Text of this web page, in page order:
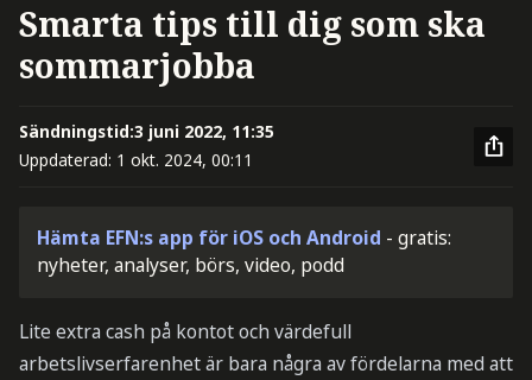
Smarta tips till dig som ska
sommarjobba
Sändningstid:3 juni 2022, 11:35
Uppdaterad: 1 okt. 2024, 00:11
Hämta EFN:s app för iOS och Android - gratis:
nyheter, analyser, börs, video, podd
Lite extra cash på kontot och värdefull
arbetslivserfarenhet är bara några av fördelarna med att